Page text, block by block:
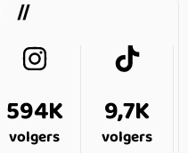
594K
volgers
9,7K
volgers